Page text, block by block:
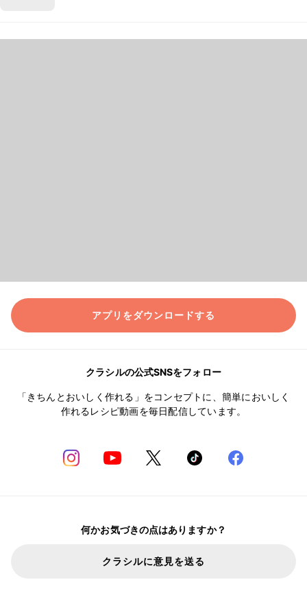
アプリをダウンロードする
クラシルの公式SNSをフォロー
「きちんとおいしく作れる」をコンセプトに、簡単においしく
作れるレシピ動画を毎日配信しています。
何かお気づきの点はありますか？
クラシルに意見を送る